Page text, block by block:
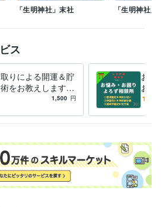
「生明神社」末社 「生明神社」
ス
りによる開運＆貯
をお教えします
散歩で簡単に実現
1,500 円
お祓
お悩
－多
解決